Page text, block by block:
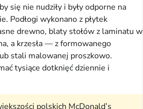
się nie nudziły i były odporne na
Podłogi wykonano z płytek
drewno, blaty stołów z laminatu w
a krzesła — z formowanego
stali malowanej proszkowo.
tysiące dotknięć dziennie i
polskich McDonald’s